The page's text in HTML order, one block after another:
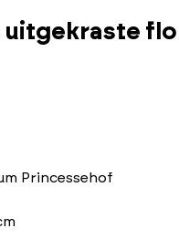
uitgekraste
Princessehof